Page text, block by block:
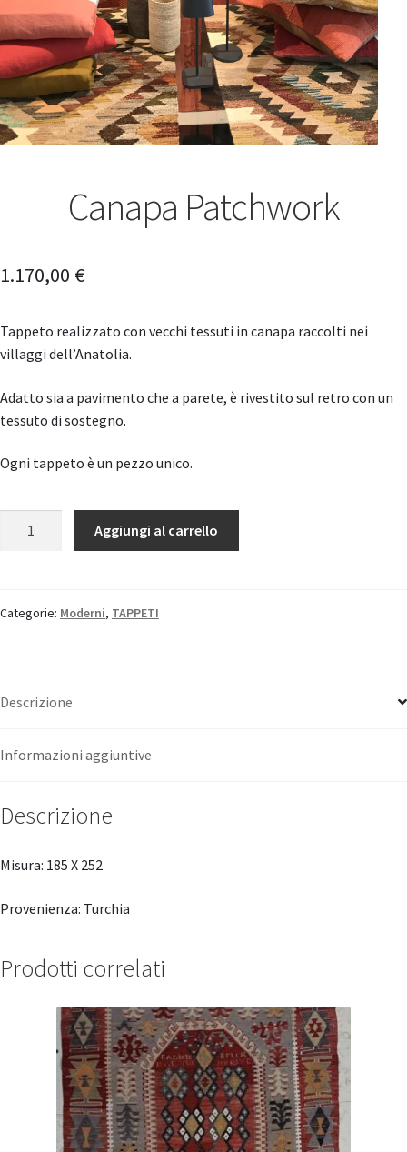
Canapa Patchwork
1.170,00 €
Tappeto realizzato con vecchi tessuti in canapa raccolti nei
villaggi dell’Anatolia.
Adatto sia a pavimento che a parete, è rivestito sul retro con un
tessuto di sostegno.
Ogni tappeto è un pezzo unico.
Aggiungi al carrello
Categorie: Moderni, TAPPETI
Descrizione
Informazioni aggiuntive
Descrizione
Misura: 185 X 252
Provenienza: Turchia
Prodotti correlati